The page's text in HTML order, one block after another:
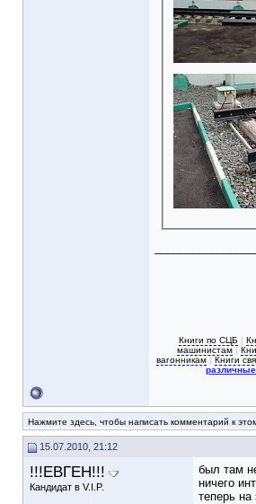
Книги по СЦБ |
машинистам|
вагонникам| Книги
Нажмите здесь, чтобы написать комментарий к
15.07.2010, 21:12
!!!ЕВГЕН!!!
Кандидат в V.I.P.
был там
ничего
теперь на